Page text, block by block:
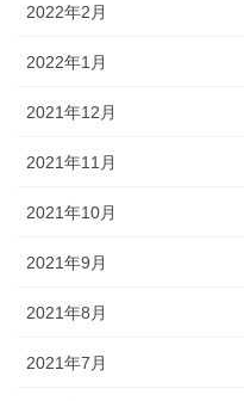
2022年2月
2022年1月
2021年12月
2021年11月
2021年10月
2021年9月
2021年8月
2021年7月